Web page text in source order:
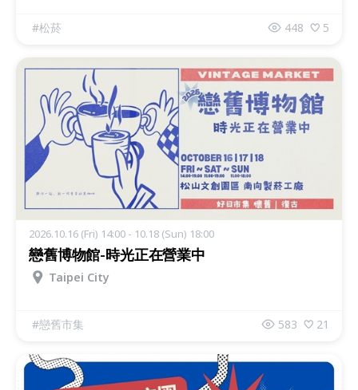
#松菸 448 5
2026.10.16 (Fri) 14:00 - 10.18 (Sun) 18:00
戀舊博物館-時光正在營業中
Taipei City
#戀舊市集 583 21